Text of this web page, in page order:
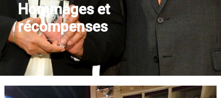
Hommages et
récompenses